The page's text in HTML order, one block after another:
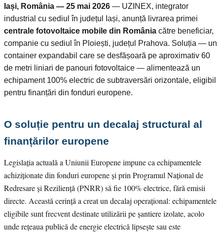
Iași, România — 25 mai 2026 — UZINEX, integrator
industrial cu sediul în județul Iași, anunță livrarea primei
centrale fotovoltaice mobile din România către beneficiar,
companie cu sediul în Ploiești, județul Prahova. Soluția — un
container expandabil care se desfășoară pe aproximativ 60
de metri liniari de panouri fotovoltaice — alimentează un
echipament 100% electric de subtraversări orizontale, eligibil
pentru finanțări din fonduri europene.
O soluție pentru un decalaj structural al
finanțărilor europene
Legislația actuală a Uniunii Europene impune ca echipamentele
achiziționate din fonduri europene și prin Programul Național de
Redresare și Reziliență (PNRR) să fie 100% electrice, fără emisii
directe. Această cerință a creat un decalaj operațional: echipamentele
eligibile sunt frecvent destinate utilizării pe șantiere izolate, acolo
unde rețeaua publică de energie electrică lipsește sau este